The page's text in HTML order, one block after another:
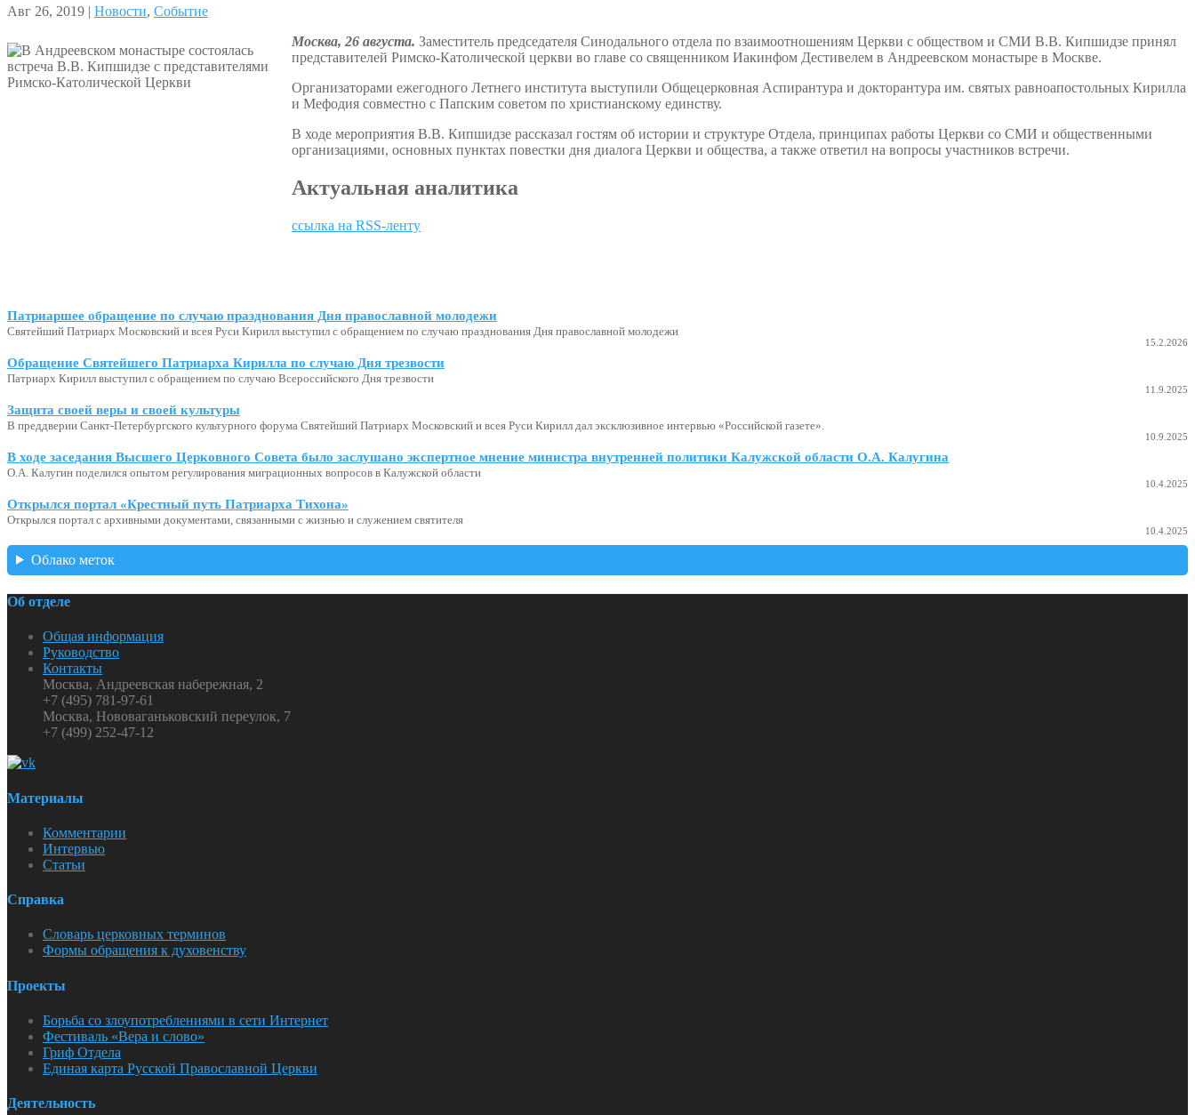
Авг 26, 2019 | Новости, Событие
Москва, 26 августа. Заместитель председателя Синодального отдела по взаимоотношениям Церкви с обществом и СМИ В.В. Кипшидзе принял
представителей Римско-Католической церкви во главе со священником Иакинфом Дестивелем в Андреевском монастыре в Москве.
Организаторами ежегодного Летнего института выступили Общецерковная Аспирантура и докторантура им. святых равноапостольных Кирилла
и Мефодия совместно с Папским советом по христианскому единству.
В ходе мероприятия В.В. Кипшидзе рассказал гостям об истории и структуре Отдела, принципах работы Церкви со СМИ и общественными
организациями, основных пунктах повестки дня диалога Церкви и общества, а также ответил на вопросы участников встречи.
Актуальная аналитика
ссылка на RSS-ленту
Патриаршее обращение по случаю празднования Дня православной молодежи
Святейший Патриарх Московский и всея Руси Кирилл выступил с обращением по случаю празднования Дня православной молодежи
15.2.2026
Обращение Святейшего Патриарха Кирилла по случаю Дня трезвости
Патриарх Кирилл выступил с обращением по случаю Всероссийского Дня трезвости
11.9.2025
Защита своей веры и своей культуры
В преддверии Санкт-Петербургского культурного форума Святейший Патриарх Московский и всея Руси Кирилл дал эксклюзивное интервью «Российской газете».
10.9.2025
В ходе заседания Высшего Церковного Совета было заслушано экспертное мнение министра внутренней политики Калужской области О.А. Калугина
О.А. Калугин поделился опытом регулирования миграционных вопросов в Калужской области
10.4.2025
Открылся портал «Крестный путь Патриарха Тихона»
Открылся портал с архивными документами, связанными с жизнью и служением святителя
10.4.2025
Облако меток
Об отделе
Общая информация
Руководство
Контакты
Москва, Андреевская набережная, 2
+7 (495) 781-97-61
Москва, Нововаганьковский переулок, 7
+7 (499) 252-47-12
Материалы
Комментарии
Интервью
Статьи
Справка
Словарь церковных терминов
Формы обращения к духовенству
Проекты
Борьба со злоупотреблениями в сети Интернет
Фестиваль «Вера и слово»
Гриф Отдела
Единая карта Русской Православной Церкви
Деятельность